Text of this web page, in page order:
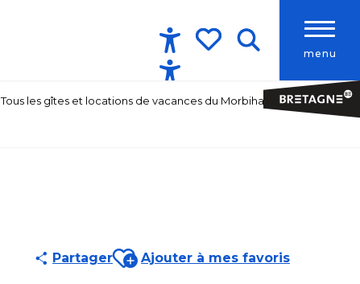
menu
Accessibilité
Tous les gîtes et locations de vacances du Morbihan
PartagerAjouter aux favoris
Ajouter à mes favoris